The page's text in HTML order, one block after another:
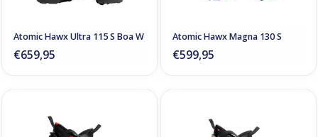
Atomic Hawx Ultra 115 S Boa W
€659,95
Atomic Hawx Magna 130 S
€599,95